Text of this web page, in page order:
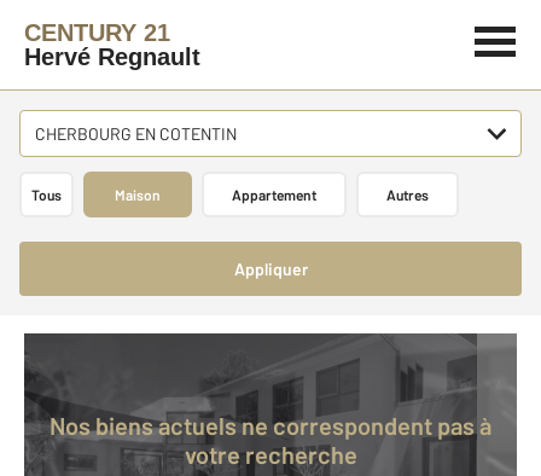
CENTURY 21
Hervé Regnault
CHERBOURG EN COTENTIN
Tous Maison Appartement Autres
Appliquer
Nos biens actuels ne correspondent pas à
votre recherche